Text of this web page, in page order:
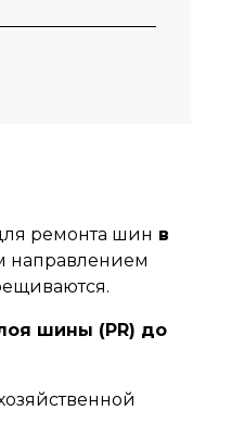
ремонта шин в
направлением
шины (PR) до